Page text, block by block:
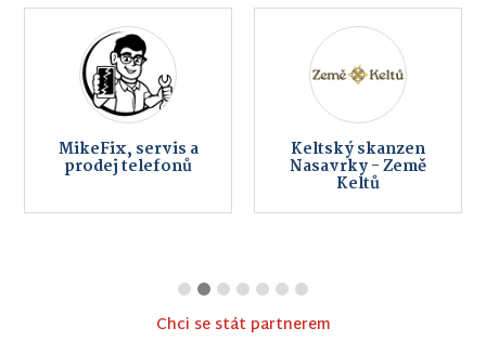
MikeFix, servis a
prodej telefonů
Keltský skanzen
Nasavrky - Země
Keltů
Chci se stát partnerem